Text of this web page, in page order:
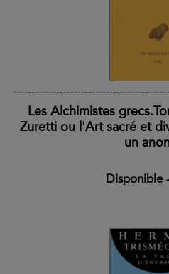
Les Alchimistes
Zuretti ou l'Art sacré et
un
Disponible